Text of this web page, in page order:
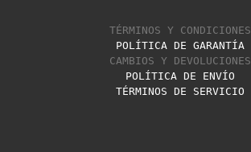
TÉRMINOS Y CONDICIONES
POLÍTICA DE GARANTÍA
CAMBIOS Y DEVOLUCIONES
POLÍTICA DE ENVÍO
TÉRMINOS DE SERVICIO